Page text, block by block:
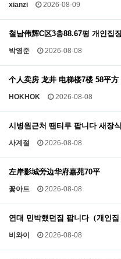
xianzi 2026-08-09
철남伟辉C区3층88.67평 개인집
박영준 2026-08-08
个人卖房 龙井 电梯楼7楼 58平方
HOKHOK 2026-08-08
시병원근처 땐티루 팝니다 새장식
사계절 2026-08-08
左岸影城旁边华府嘉苑70平
꽃아트 2026-08-08
연대 민박했던집 팝니다（개인
비와이 2026-08-08